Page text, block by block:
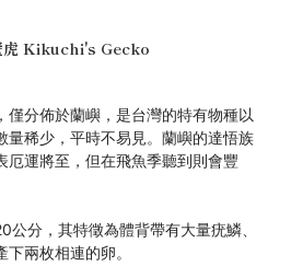
Kikuchi's Gecko
僅分佈於蘭嶼，是台灣的特有物種以
量稀少，平時不易見。蘭嶼的達悟族
厄運將至，但在飛魚季聽到則會豐
分，其特徵為體背帶有大量疣鱗、
兩枚相連的卵。